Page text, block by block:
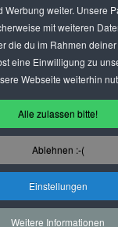
Werbung weiter. Unsere
mit weiteren
die du im Rahmen
eine Einwilligung zu
Webseite weiterhin
Alle zulassen bitte!
Ablehnen :-(
Einstellungen
Weitere Informationen
BEWERTET UNS
KONTAKT
LOKAL
USER